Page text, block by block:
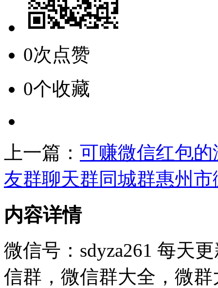
0次点赞
0个收藏
上一篇： 可赚微信红包的
友群聊天群同城群惠州
内容详情
微信号：sdyza261 每天
信群，微信群大全，微